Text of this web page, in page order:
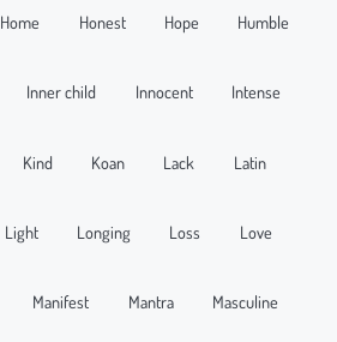
Home Honest Hope Humble
Inner child Innocent Intense
Kind Koan Lack Latin
Light Longing Loss Love
Manifest Mantra Masculine